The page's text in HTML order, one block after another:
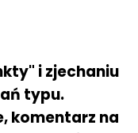
i zjechaniu
typu.
komentarz na